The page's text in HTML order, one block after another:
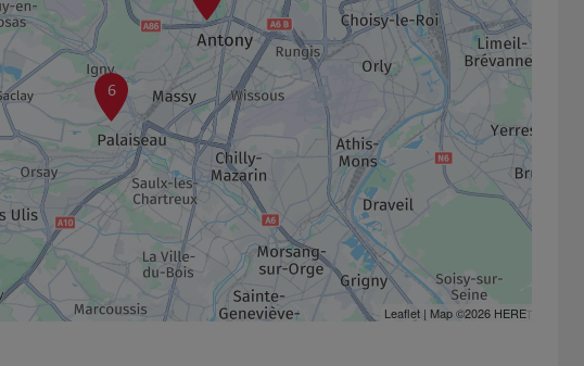
6
Leaflet| Map ©2026 HERE